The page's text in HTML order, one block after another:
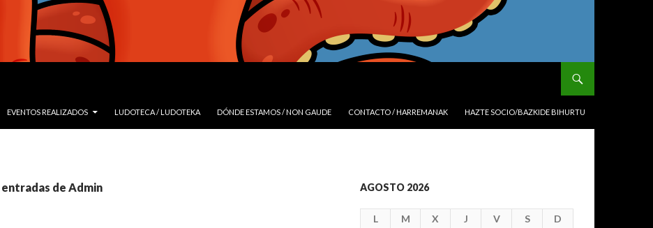
EVENTOS REALIZADOS LUDOTECA / LUDOTEKA DÓNDE ESTAMOS / NON GAUDE CONTACTO / HARREMANAK HAZTE SOCIO/BAZKIDE BIHURTU
entradas de Admin AGOSTO 2026
L M X J V S D